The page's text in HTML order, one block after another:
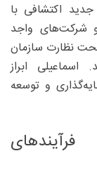
جدید اکتشافی با
واجد
نظارت سازمان
ابراز
و توسعه‌